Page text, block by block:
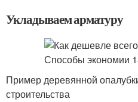
Укладываем арматуру
Пример деревянной
строительства